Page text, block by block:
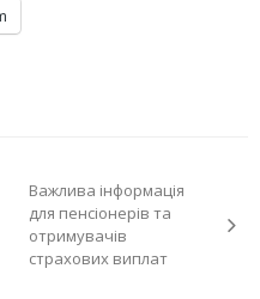
Важлива інформація
для пенсіонерів та
отримувачів
страхових виплат